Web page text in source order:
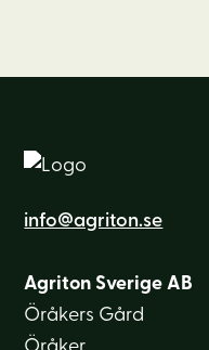
info@agriton.se
Agriton Sverige AB
Öråkers Gård